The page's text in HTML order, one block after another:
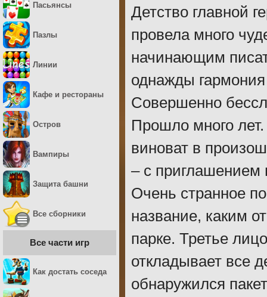
Детство главной
провела много
начинающим
однажды
Совершенно
Прошло много
виноват в
– с приглашением
Очень странное
название, каким
парке. Третье
откладывает все
обнаружился
Пасьянсы
Пазлы
Линии
Кафе и рестораны
Остров
Вампиры
Защита башни
Все сборники
Все части игр
Как достать соседа